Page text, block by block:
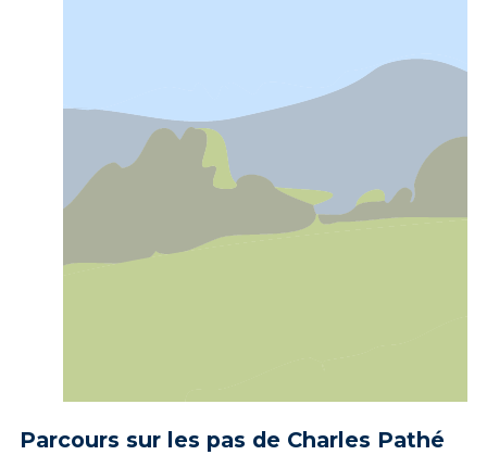
Parcours sur les pas de Charles Pathé